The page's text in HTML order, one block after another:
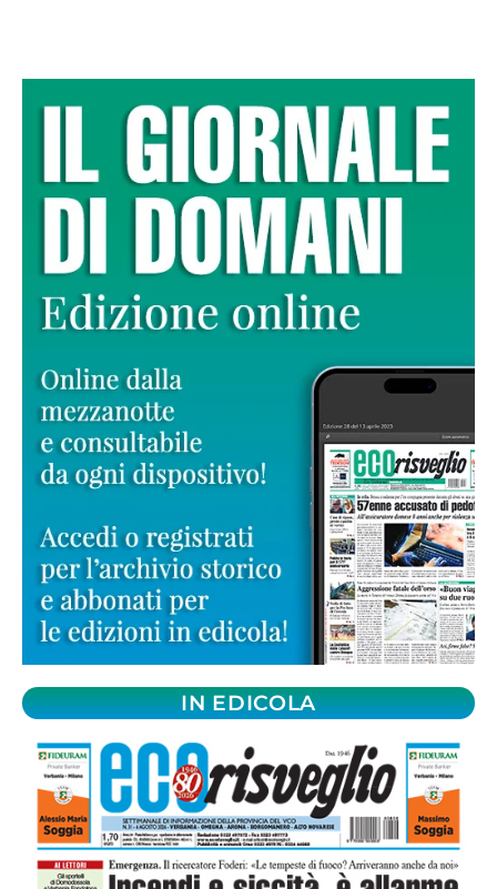
IN EDICOLA